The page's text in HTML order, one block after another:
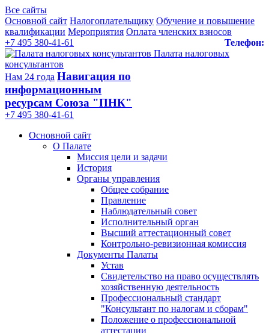
Все сайты
Основной сайт Налогоплательщику Обучение и повышение
квалификации Мероприятия Оплата членских взносов
Телефон:
+7 495 380-41-61
Палата налоговых
консультантов
Нам 24 года Навигация по
информационным
ресурсам Союза "ПНК"
+7 495 380‑41‑61
Основной сайт
О Палате
Миссия цели и задачи
История
Органы управления
Общее собрание
Правление
Наблюдательный совет
Исполнительный орган
Высший аттестационный совет
Контрольно-ревизионная комиссия
Документы Палаты
Устав
Свидетельство на право осуществлять
хозяйственную деятельность
Профессиональный стандарт
"Консультант по налогам и сборам"
Положение о профессиональной
аттестации